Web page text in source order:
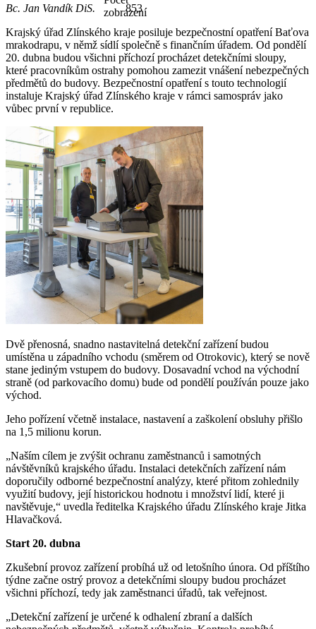
Bc. Jan Vandík DiS.
853
Krajský úřad Zlínského kraje posiluje bezpečnostní opatření Baťova
mrakodrapu, v němž sídlí společně s finančním úřadem. Od pondělí
20. dubna budou všichni příchozí procházet detekčními sloupy,
které pracovníkům ostrahy pomohou zamezit vnášení nebezpečných
předmětů do budovy. Bezpečnostní opatření s touto technologií
instaluje Krajský úřad Zlínského kraje v rámci samospráv jako
vůbec první v republice.
Dvě přenosná, snadno nastavitelná detekční zařízení budou
umístěna u západního vchodu (směrem od Otrokovic), který se nově
stane jediným vstupem do budovy. Dosavadní vchod na východní
straně (od parkovacího domu) bude od pondělí používán pouze jako
východ.
Jeho pořízení včetně instalace, nastavení a zaškolení obsluhy přišlo
na 1,5 milionu korun.
„Naším cílem je zvýšit ochranu zaměstnanců i samotných
návštěvníků krajského úřadu. Instalaci detekčních zařízení nám
doporučily odborné bezpečnostní analýzy, které přitom zohlednily
využití budovy, její historickou hodnotu i množství lidí, které ji
navštěvuje,“ uvedla ředitelka Krajského úřadu Zlínského kraje Jitka
Hlavačková.
Start 20. dubna
Zkušební provoz zařízení probíhá už od letošního února. Od příštího
týdne začne ostrý provoz a detekčními sloupy budou procházet
všichni příchozí, tedy jak zaměstnanci úřadů, tak veřejnost.
„Detekční zařízení je určené k odhalení zbraní a dalších